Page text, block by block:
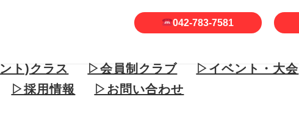
042-783-7581
ト)クラス ▷会員制クラブ
▷イベント・大会
▷採用情報 ▷お問い合わせ